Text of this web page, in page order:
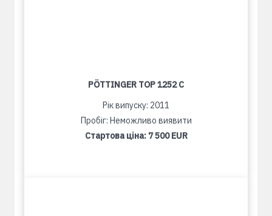
PÖTTINGER TOP 1252 C
Рік випуску: 2011
Пробіг: Неможливо виявити
Стартова ціна: 7 500 EUR